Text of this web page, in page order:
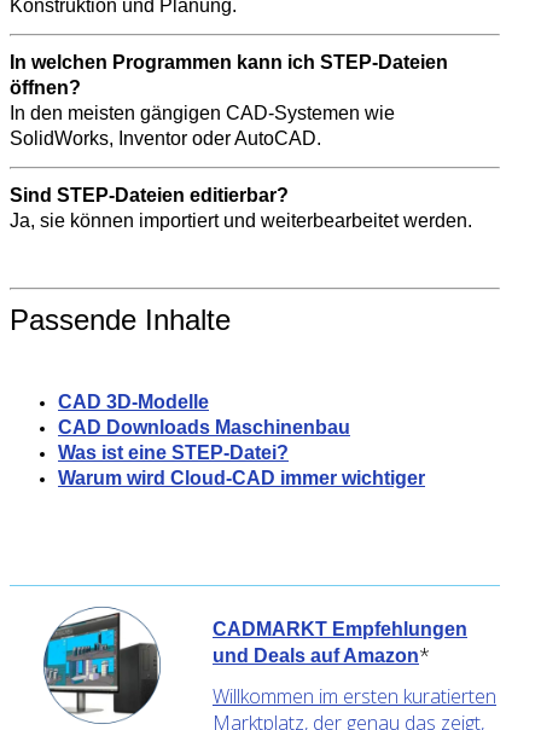
Konstruktion und Planung.
In welchen Programmen kann ich STEP-Dateien
öffnen?
In den meisten gängigen CAD-Systemen wie
SolidWorks, Inventor oder AutoCAD.
Sind STEP-Dateien editierbar?
Ja, sie können importiert und weiterbearbeitet werden.
Passende Inhalte
CAD 3D-Modelle
CAD Downloads Maschinenbau
Was ist eine STEP-Datei?
Warum wird Cloud-CAD immer wichtiger
CADMARKT Empfehlungen
und Deals auf Amazon*
Willkommen im ersten kuratierten
Marktplatz, der genau das zeigt,